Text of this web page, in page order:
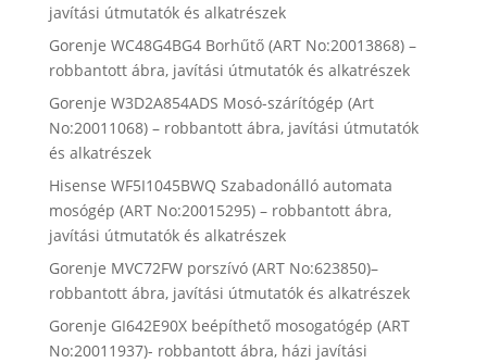
javítási útmutatók és alkatrészek
Gorenje WC48G4BG4 Borhűtő (ART No:20013868) –
robbantott ábra, javítási útmutatók és alkatrészek
Gorenje W3D2A854ADS Mosó-szárítógép (Art
No:20011068) – robbantott ábra, javítási útmutatók
és alkatrészek
Hisense WF5I1045BWQ Szabadonálló automata
mosógép (ART No:20015295) – robbantott ábra,
javítási útmutatók és alkatrészek
Gorenje MVC72FW porszívó (ART No:623850)–
robbantott ábra, javítási útmutatók és alkatrészek
Gorenje GI642E90X beépíthető mosogatógép (ART
No:20011937)- robbantott ábra, házi javítási